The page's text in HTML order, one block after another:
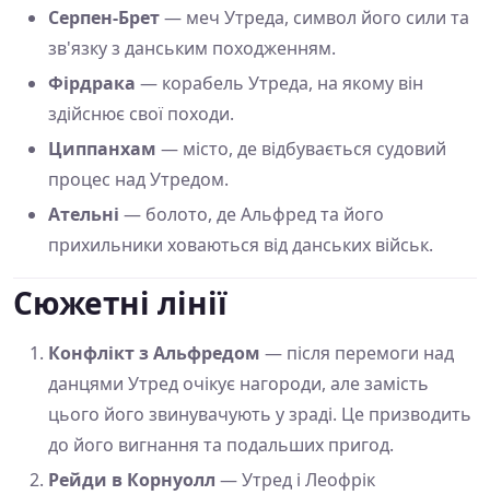
Серпен-Брет— меч Утреда, символ його сили та
зв'язку з данським походженням.
Фірдрака — корабель Утреда, на якому він
здійснює свої походи.
Циппанхам — місто, де відбувається судовий
процес над Утредом.
Ательні — болото, де Альфред та його
прихильники ховаються від данських військ.
Сюжетні лінії
Конфлікт з Альфредом — після перемоги над
данцями Утред очікує нагороди, але замість
цього його звинувачують у зраді. Це призводить
до його вигнання та подальших пригод.
Рейди в Корнуолл — Утред і Леофрік